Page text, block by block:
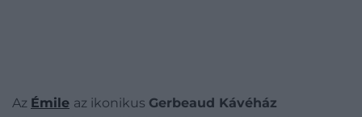
Az Émile az ikonikus Gerbeaud Kávéház